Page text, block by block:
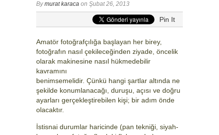
Bymurat karaca on Şubat 26, 2013
Pin It
Amatör fotoğrafçılığa başlayan her birey,
fotoğrafın nasıl çekileceğinden ziyade, öncelik
olarak makinesine nasıl hükmedebilir
kavramını
benimsemelidir. Çünkü hangi şartlar altında ne
şekilde konumlanacağı, duruşu, açısı ve doğru
ayarları gerçekleştirebilen kişi; bir adım önde
olacaktır.
İstisnai durumlar haricinde (pan tekniği, siyah-